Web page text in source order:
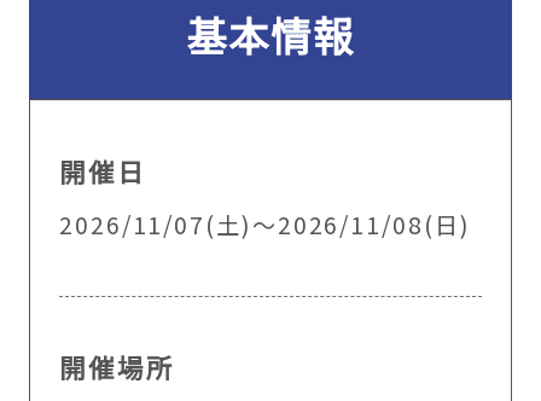
基本情報
開催日
2026/11/07(土)～2026/11/08(日)
開催場所